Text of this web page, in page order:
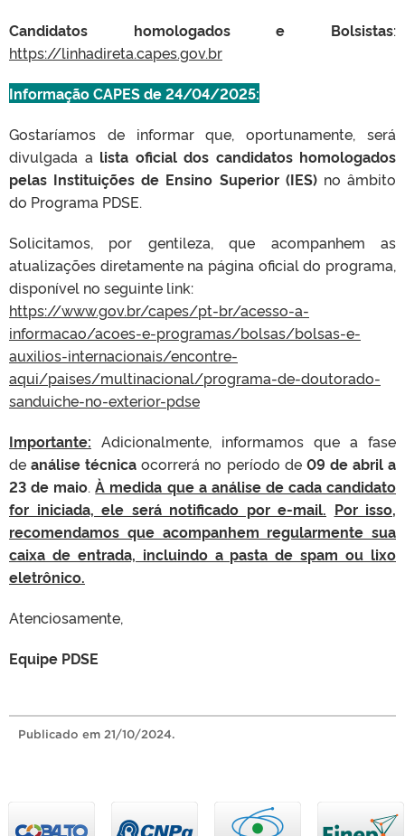
Candidatos homologados e Bolsistas:
https://linhadireta.capes.gov.br
Informação CAPES de 24/04/2025:
Gostaríamos de informar que, oportunamente, será
divulgada a lista oficial dos candidatos homologados
pelas Instituições de Ensino Superior (IES)no âmbito
do Programa PDSE.
Solicitamos, por gentileza, que acompanhem as
atualizações diretamente na página oficial do programa,
disponível no seguinte link:
https://www.gov.br/capes/pt-br/acesso-a-
informacao/acoes-e-programas/bolsas/bolsas-e-
auxilios-internacionais/encontre-
aqui/paises/multinacional/programa-de-doutorado-
sanduiche-no-exterior-pdse
Importante: Adicionalmente, informamos que a fase
deanálise técnica ocorrerá no período de 09 de abril a
23 de maio.À medida que a análise de cada candidato
for iniciada, ele será notificado por e-mail. Por isso,
recomendamos que acompanhem regularmente sua
caixa de entrada, incluindo a pasta de spam ou lixo
eletrônico.
Atenciosamente,
Equipe PDSE
Publicado em 21/10/2024.